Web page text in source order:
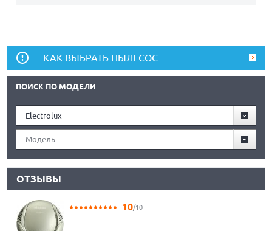
КАК ВЫБРАТЬ ПЫЛЕСОС
ПОИСК ПО МОДЕЛИ
Electrolux
Модель
ОТЗЫВЫ
10/10